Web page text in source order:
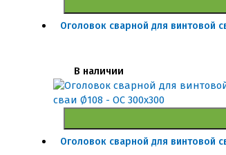
Оголовок сварной для винтовой
В наличии
Оголовок сварной для винтовой